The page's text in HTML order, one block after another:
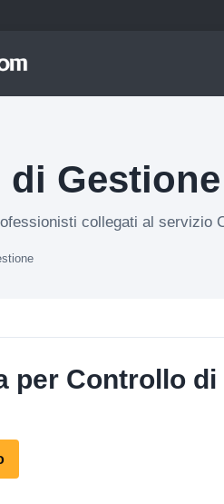
Gestione
collegati al servizio
per Controllo di